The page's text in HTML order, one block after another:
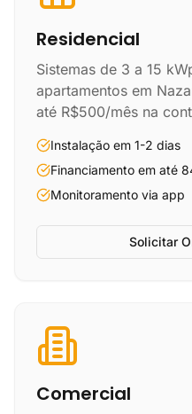
Residencial
Sistemas de 3 a 15
apartamentos em
até R$500/mês na
Instalação em 1-2 dias
Financiamento em até
Monitoramento via app
Solicitar
Comercial